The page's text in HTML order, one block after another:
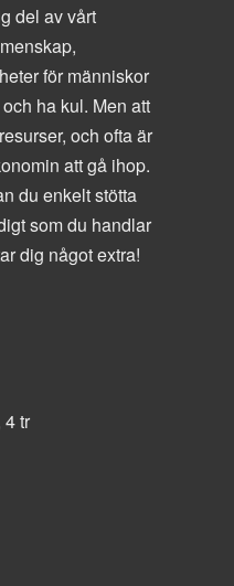
del av vårt
för människor
ha kul. Men att
och ofta är
att gå ihop.
du enkelt stötta
som du handlar
dig något extra!
4 tr